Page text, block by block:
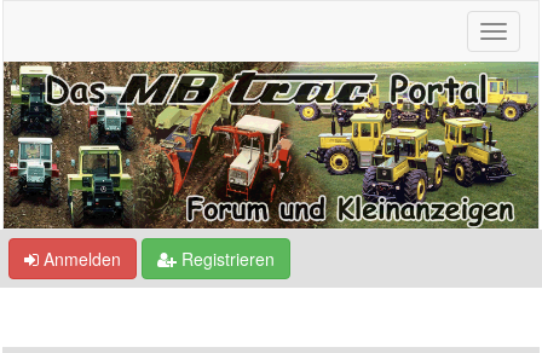
Anmelden Registrieren